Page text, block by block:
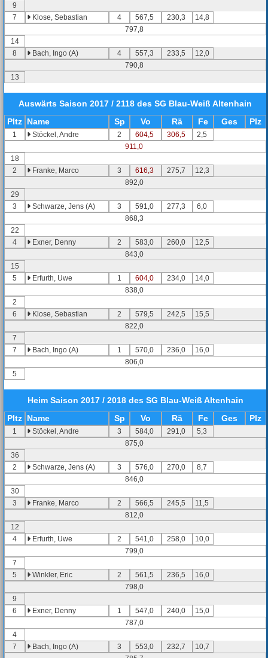
9
7
Klose, Sebastian 4 567,5 230,3
14,8
797,8
14
8
Bach, Ingo (A) 4 557,3 233,5
12,0
790,8
13
Auswärts Saison 2017 / 2118 des SG Blau-Weiß Altenhain
Pltz Name Sp Vo Rä Fe Ges Plz
1 Stöckel, Andre 2 604,5 306,5
2,5
911,0
18
2
Franke, Marco 3 616,3 275,7
12,3
892,0
29
3
Schwarze, Jens (A) 3 591,0 277,3
6,0
868,3
22
4
Exner, Denny 2 583,0 260,0
12,5
843,0
15
5
Erfurth, Uwe 1 604,0 234,0
14,0
838,0
2
6
Klose, Sebastian 2 579,5 242,5
15,5
822,0
7
7
Bach, Ingo (A) 1 570,0 236,0
16,0
806,0
5
HeimSaison 2017 / 2018 des SG Blau-Weiß Altenhain
Pltz Name Sp Vo Rä Fe Ges Plz
1 Stöckel, Andre 3 584,0 291,0
5,3
875,0
36
2
Schwarze, Jens (A) 3 576,0 270,0
8,7
846,0
30
3
Franke, Marco 2 566,5 245,5
11,5
812,0
12
4
Erfurth, Uwe 2 541,0 258,0
10,0
799,0
7
5
Winkler, Eric 2 561,5 236,5
16,0
798,0
9
6
Exner, Denny 1 547,0 240,0
15,0
787,0
4
7
Bach, Ingo (A) 3 553,0 232,7
10,7